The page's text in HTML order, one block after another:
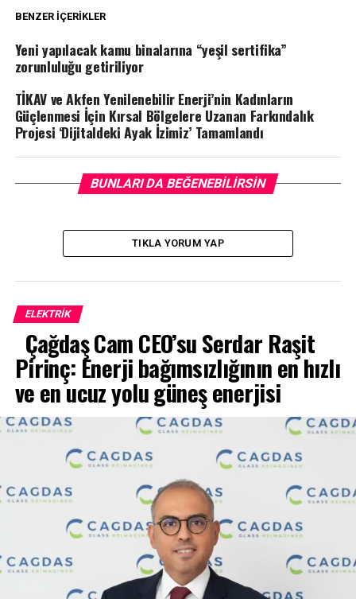
BENZER İÇERIKLER
Yeni yapılacak kamu binalarına “yeşil sertifika”
zorunluluğu getiriliyor
TİKAV ve Akfen Yenilenebilir Enerji’nin Kadınların
Güçlenmesi İçin Kırsal Bölgelere Uzanan Farkındalık
Projesi ‘Dijitaldeki Ayak İzimiz’ Tamamlandı
BUNLARI DA BEĞENEBILIRSIN
TIKLA YORUM YAP
ELEKTRİK
Çağdaş Cam CEO’su Serdar Raşit
Pirinç: Enerji bağımsızlığının en hızlı
ve en ucuz yolu güneş enerjisi